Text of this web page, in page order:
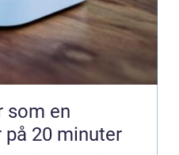
som en
20 minuter